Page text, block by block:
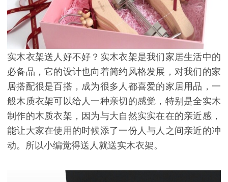
实木衣架送人好不好？实木衣架是我们家居生活中的
必备品，它的设计也向着简约风格发展，对我们的家
居搭配很是百搭，成为很多人都喜爱的家居用品，一
般木质衣架可以给人一种亲切的感觉，特别是全实木
制作的木质衣架，因为与大自然实实在在的亲近感，
能让大家在使用的时候添了一份人与人之间亲近的冲
动。所以小编觉得送人就送实木衣架。